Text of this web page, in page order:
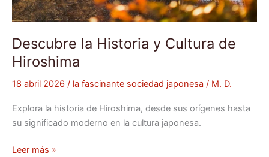
Descubre la Historia y Cultura de
Hiroshima
18 abril 2026 / la fascinante sociedad japonesa / M. D.
Explora la historia de Hiroshima, desde sus orígenes hasta
su significado moderno en la cultura japonesa.
Leer más »